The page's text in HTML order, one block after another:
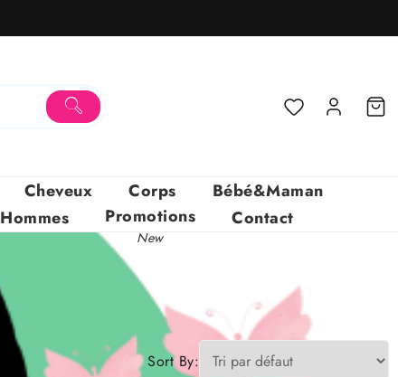
Cheveux Corps
Bébé&Maman
Hommes Promotions
New
Contact
Sort By: